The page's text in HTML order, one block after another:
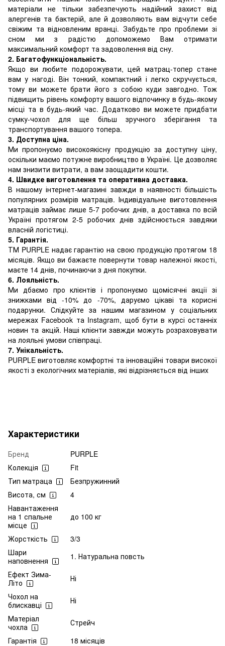
матеріали не тільки забезпечують надійний захист від
алергенів та бактерій, але й дозволяють вам відчути себе
свіжим та відновленим вранці. Забудьте про проблеми зі
сном ми з радістю допоможемо Вам отримати
максимальний комфорт та задоволення від сну.
2. Багатофункціональність.
Якщо ви любите подорожувати, цей матрац-топер стане
вам у нагоді. Він тонкий, компактний і легко скручується,
тому ви можете брати його з собою куди завгодно. Тож
підвищить рівень комфорту вашого відпочинку в будь-якому
місці та в будь-який час. Додатково ви можете придбати
сумку-чохол для ще більш зручного зберігання та
транспортування вашого топера.
3. Доступна ціна.
Ми пропонуємо високоякісну продукцію за доступну ціну,
оскільки маємо потужне виробництво в Україні. Це дозволяє
нам знизити витрати, а вам заощадити кошти.
4. Швидке виготовлення та оперативна доставка.
В нашому інтернет-магазині завжди в наявності більшість
популярних розмірів матраців. Індивідуальне виготовлення
матраців займає лише 5-7 робочих днів, а доставка по всій
Україні протягом 2-5 робочих днів здійснюється завдяки
власній логістиці.
5. Гарантія.
ТМ PURPLE надає гарантію на свою продукцію протягом 18
місяців. Якщо ви бажаєте повернути товар належної якості,
маєте 14 днів, починаючи з дня покупки.
6. Лояльність.
Ми дбаємо про клієнтів і пропонуємо щомісячні акції зі
знижками від -10% до -70%, даруємо цікаві та корисні
подарунки. Слідкуйте за нашим магазином у соціальних
мережах Facebook та Instagram, щоб бути в курсі останніх
новин та акцій. Наші клієнти завжди можуть розраховувати
на лояльні умови співпраці.
7. Унікальність.
PURPLE виготовляє комфортні та інноваційні товари високої
якості з екологічних матеріалів, які відрізняється від інших
Характеристики
Бренд
PURPLE
Колекція
Fit
Тип матраца
Безпружинний
Висота, см
4
Навантаження
на 1 спальне
місце
до 100 кг
Жорсткість
3/3
Шари
наповнення
1. Натуральна повсть
Ефект Зима-
Літо
Ні
Чохол на
блискавці
Ні
Матеріал
чохла
Стрейч
Гарантія
18 місяців